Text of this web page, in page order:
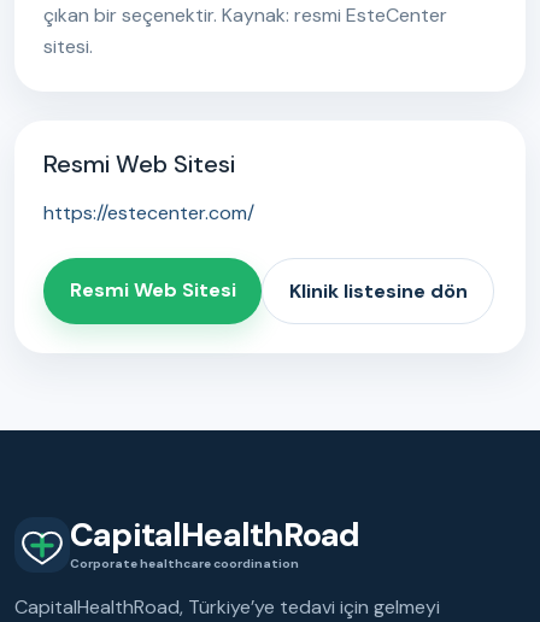
çıkan bir seçenektir. Kaynak: resmi EsteCenter
sitesi.
Resmi Web Sitesi
https://estecenter.com/
Resmi Web Sitesi Klinik listesine dön
CapitalHealthRoad
Corporate healthcare coordination
CapitalHealthRoad, Türkiye’ye tedavi için gelmeyi